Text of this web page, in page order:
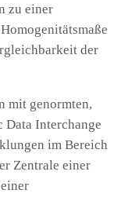
zu einer
der
mit genormten,
Interchange
im Bereich
Zentrale einer